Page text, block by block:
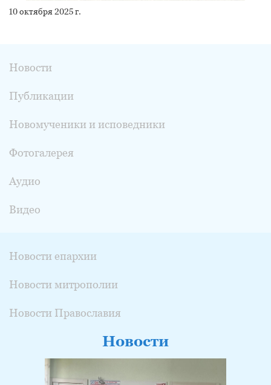
10 октября 2025 г.
Новости
Публикации
Новомученики и исповедники
Фотогалерея
Аудио
Видео
Новости епархии
Новости митрополии
Новости Православия
Новости